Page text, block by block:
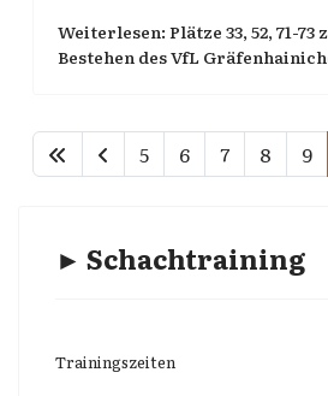
Weiterlesen: Plätze 33, 52, 71-
Bestehen des VfL
5 6 7 8 9
► Schachtraining
Trainingszeiten